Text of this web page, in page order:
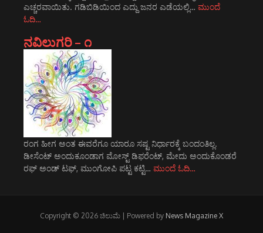
ಎಚ್ಚರವಾಯಿತು. ಗಡಿಬಿಡಿಯಿಂದ ಎದ್ದು ಜನರ ಎಡೆಯಲ್ಲಿ… ಮುಂದೆ
ಓದಿ…
ನವಿಲುಗರಿ – ೧
ರಂಗ ಹೀಗ ಅಂತ ಈವರೆಗೂ ಯಾರೂ ಸಷ್ಟ ನಿರ್ಧಾರಕ್ಕೆ ಬಂದಂತಿಲ್ಲ.
ಡೀಸೆಂಟ್ ಅಂದುಕೂಂಡಾಗ ಮೋಸ್ಟ್‌ ಡಿಫರೆಂಟ್‌, ಮೇದು ಅಂದುಕೊಂಡರೆ
ರಫ್ ಅಂಡ್ ಟಫ್, ಮುಂಗೋಪಿ ಪಟ್ಟ ಕಟ್ಟಿ… ಮುಂದೆ ಓದಿ…
Copyright © 2026 ಚಿಲುಮೆ | Powered by News Magazine X